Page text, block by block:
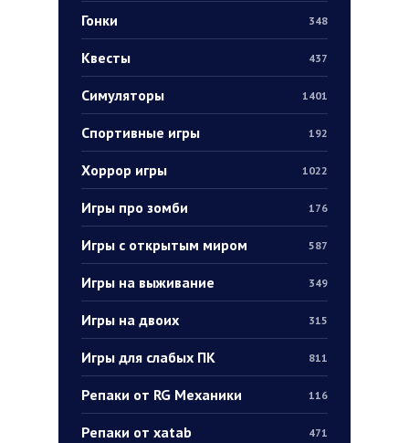
Гонки 348
Квесты 437
Симуляторы 1401
Спортивные игры 192
Хоррор игры 1022
Игры про зомби 176
Игры с открытым миром 587
Игры на выживание 349
Игры на двоих 315
Игры для слабых ПК 811
Репаки от RG Механики 116
Репаки от xatab 471